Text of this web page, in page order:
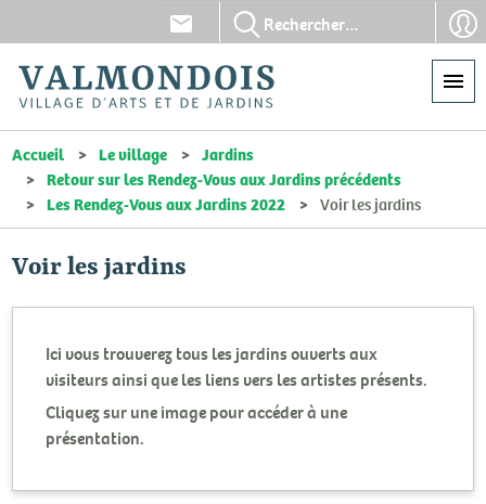
Aller
au
contenu
principal
En-
tête
-
Communication
En-
tête
-
Accueil Le village
Jardins
Retour sur les Rendez-Vous aux Jardins précédents
Les Rendez-Vous aux Jardins 2022
Voir les jardins
Voir les jardins
Ici vous trouverez tous les jardins ouverts aux
visiteurs ainsi que les liens vers les artistes présents.
Cliquez sur une image pour accéder à une
présentation.